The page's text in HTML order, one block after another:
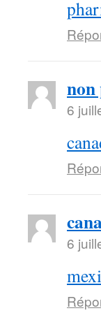
non
6
6